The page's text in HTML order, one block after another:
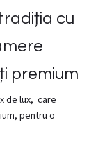
cu
premium
de lux, care
pentru o